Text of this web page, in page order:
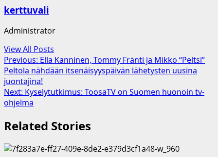
kerttuvali
Administrator
View All Posts
Post
navigation
Previous: Ella Kanninen, Tommy Fränti ja Mikko “Peltsi”
Peltola nähdään itsenäisyyspäivän lähetysten uusina
juontajina!
Next: Kyselytutkimus: ToosaTV on Suomen huonoin tv-
ohjelma
Related Stories